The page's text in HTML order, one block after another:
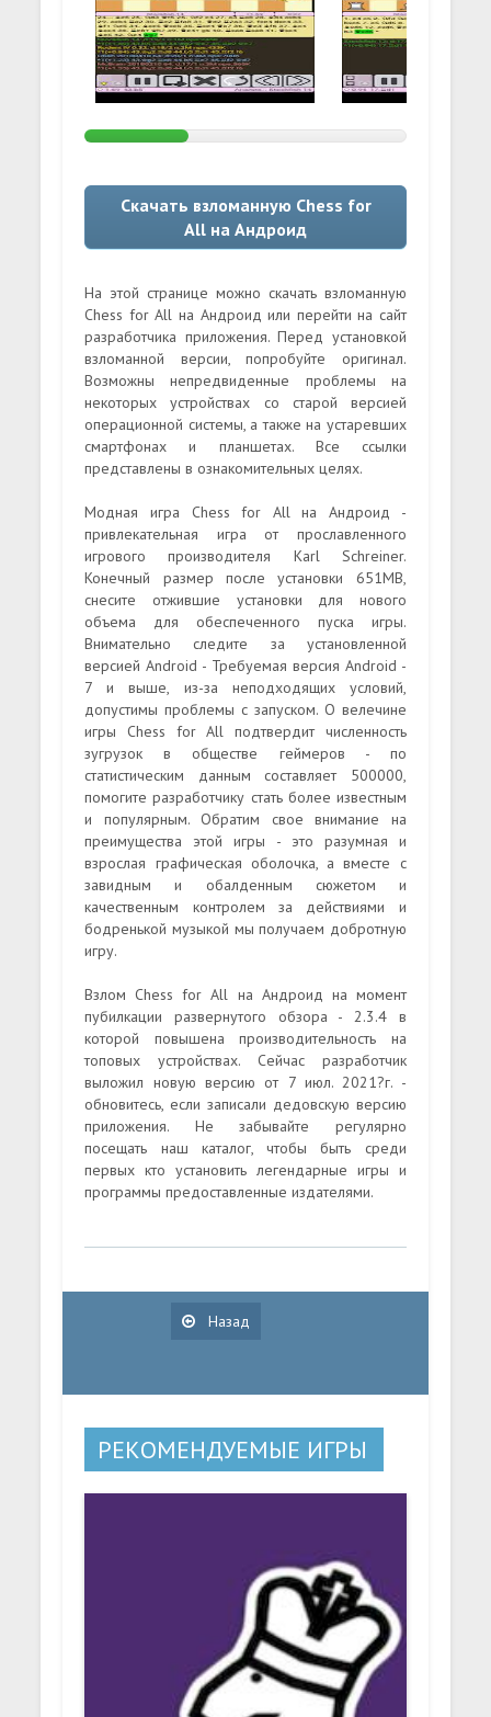
Скачать взломанную Chess for
All на Андроид
На этой странице можно скачать взломанную
Chess for All на Андроид или перейти на сайт
разработчика приложения. Перед установкой
взломанной версии, попробуйте оригинал.
Возможны непредвиденные проблемы на
некоторых устройствах со старой версией
операционной системы, а также на устаревших
смартфонах и планшетах. Все ссылки
представлены в ознакомительных целях.
Модная игра Chess for All на Андроид -
привлекательная игра от прославленного
игрового производителя Karl Schreiner.
Конечный размер после установки 651MB,
снесите отжившие установки для нового
объема для обеспеченного пуска игры.
Внимательно следите за установленной
версией Android - Требуемая версия Android -
7 и выше, из-за неподходящих условий,
допустимы проблемы с запуском. О велечине
игры Chess for All подтвердит численность
зугрузок в обществе геймеров - по
статистическим данным составляет 500000,
помогите разработчику стать более известным
и популярным. Обратим свое внимание на
преимущества этой игры - это разумная и
взрослая графическая оболочка, а вместе с
завидным и обалденным сюжетом и
качественным контролем за действиями и
бодренькой музыкой мы получаем добротную
игру.
Взлом Chess for All на Андроид на момент
пубилкации развернутого обзора - 2.3.4 в
которой повышена производительность на
топовых устройствах. Сейчас разработчик
выложил новую версию от 7 июл. 2021?г. -
обновитесь, если записали дедовскую версию
приложения. Не забывайте регулярно
посещать наш каталог, чтобы быть среди
первых кто установить легендарные игры и
программы предоставленные издателями.
Назад
РЕКОМЕНДУЕМЫЕ ИГРЫ